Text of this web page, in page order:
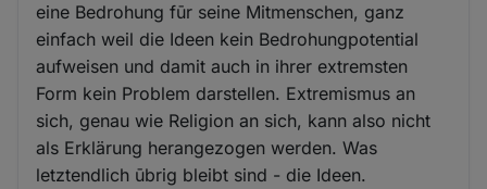
eine Bedrohung fūr seine Mitmenschen, ganz
einfach weil die Ideen kein Bedrohungpotential
aufweisen und damit auch in ihrer extremsten
Form kein Problem darstellen. Extremismus an
sich, genau wie Religion an sich, kann also nicht
als Erklärung herangezogen werden. Was
letztendlich ūbrig bleibt sind - die Ideen.